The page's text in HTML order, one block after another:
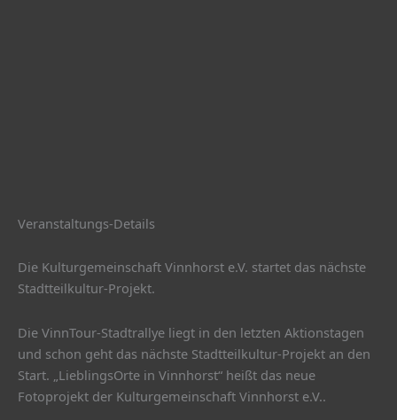
Veranstaltungs-Details
Die Kulturgemeinschaft Vinnhorst e.V. startet das nächste
Stadtteilkultur-Projekt.
Die VinnTour-Stadtrallye liegt in den letzten Aktionstagen
und schon geht das nächste Stadtteilkultur-Projekt an den
Start. „LieblingsOrte in Vinnhorst“ heißt das neue
Fotoprojekt der Kulturgemeinschaft Vinnhorst e.V..